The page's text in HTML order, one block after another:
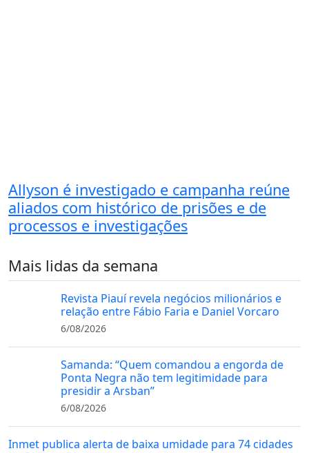
Allyson é investigado e campanha reúne
aliados com histórico de prisões e de
processos e investigações
Mais lidas da semana
Revista Piauí revela negócios milionários e
relação entre Fábio Faria e Daniel Vorcaro
6/08/2026
Samanda: “Quem comandou a engorda de
Ponta Negra não tem legitimidade para
presidir a Arsban”
6/08/2026
Inmet publica alerta de baixa umidade para 74 cidades